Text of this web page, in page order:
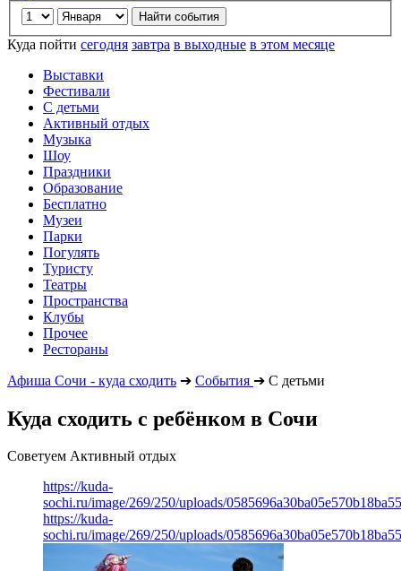
Куда пойти сегодня завтра в выходные в этом месяце
Выставки
Фестивали
С детьми
Активный отдых
Музыка
Шоу
Праздники
Образование
Бесплатно
Музеи
Парки
Погулять
Туристу
Театры
Пространства
Клубы
Прочее
Рестораны
Афиша Сочи - куда сходить ➔ События ➔ С детьми
Куда сходить с ребёнком в Сочи
Советуем Активный отдых
https://kuda-
sochi.ru/image/269/250/uploads/
https://kuda-
sochi.ru/image/269/250/uploads/